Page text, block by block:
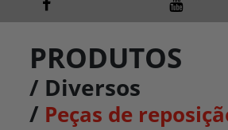
PRODUTOS
/ Diversos
/ Peças de